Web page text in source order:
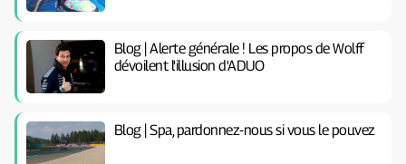
Blog | Alerte générale ! Les propos de Wolff
dévoilent l'illusion d'ADUO
Blog | Spa, pardonnez-nous si vous le pouvez